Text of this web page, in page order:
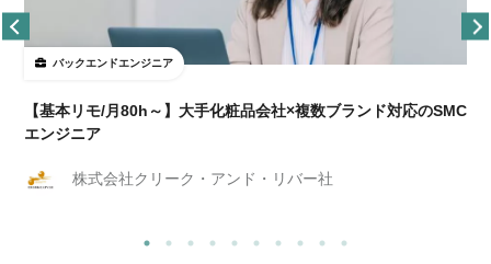
バックエンドエンジニア
【基本リモ/月80h～】大手化粧品会社×複数ブランド対応のSMC
エンジニア
株式会社クリーク・アンド・リバー社